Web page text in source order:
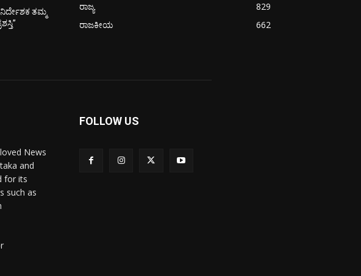
ತಮ್ಮ
ರಾಜ್ಯ
829
ರಾಜಕೀಯ
662
News
and
for its
such as
FOLLOW US